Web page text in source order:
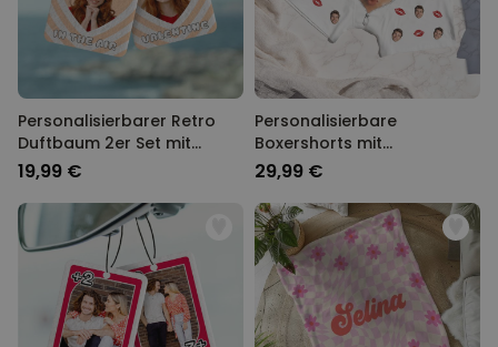
Personalisierbarer Retro
Duftbaum 2er Set mit
Gesicht und Text
19,99 €
Personalisierbare
Boxershorts mit
Reisverschluss Design
29,99 €